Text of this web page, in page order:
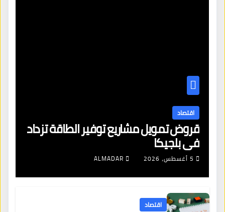
اقتصاد
قروض تمويل مشاريع توفير الطاقة تزداد
في بلجيكا
5 أغسطس، 2026 ALMADAR
اقتصاد